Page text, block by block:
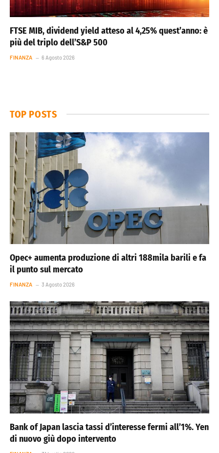
FTSE MIB, dividend yield atteso al 4,25% quest’anno: è
più del triplo dell’S&P 500
FINANZA 6 Agosto 2026
TOP POSTS
Opec+ aumenta produzione di altri 188mila barili e fa
il punto sul mercato
FINANZA 3 Agosto 2026
Bank of Japan lascia tassi d’interesse fermi all’1%. Yen
di nuovo giù dopo intervento